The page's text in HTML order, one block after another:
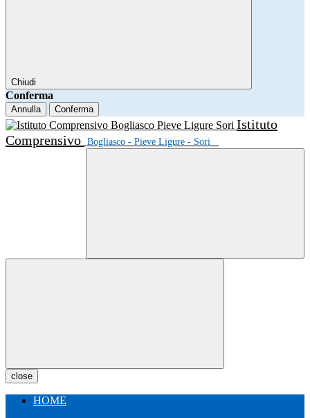
Chiudi
Conferma
Annulla Conferma
Istituto
Comprensivo Bogliasco - Pieve Ligure - Sori
close
HOME